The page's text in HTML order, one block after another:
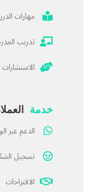
مهارات
تدريب
الاستشارات
خدمة
الدعم عبر
تسجيل
الاقتراحات